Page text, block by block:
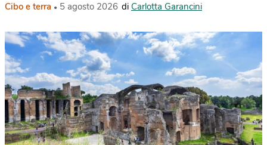
Cibo e terra 5 agosto 2026 di Carlotta Garancini